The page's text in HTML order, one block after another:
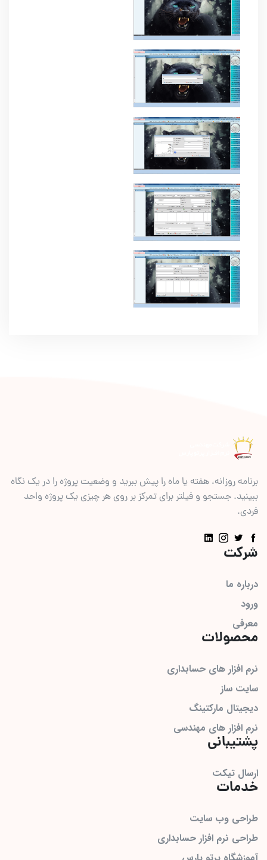
برنامه روزانه، هفته یا ماه را پیش ببرید و وضعیت پروژه را در یک نگاه
ببینید. جستجو و فیلتر برای تمرکز بر روی هر چیزی یک پروژه واحد
فردی.
شرکت
درباره ما
ورود
معرفی
محصولات
نرم افزار های حسابداری
سایت ساز
دیجیتال مارکتینگ
نرم افزار های مهندسی
پشتیبانی
ارسال تیکت
خدمات
طراحی وب سایت
طراحی نرم افزار حسابداری